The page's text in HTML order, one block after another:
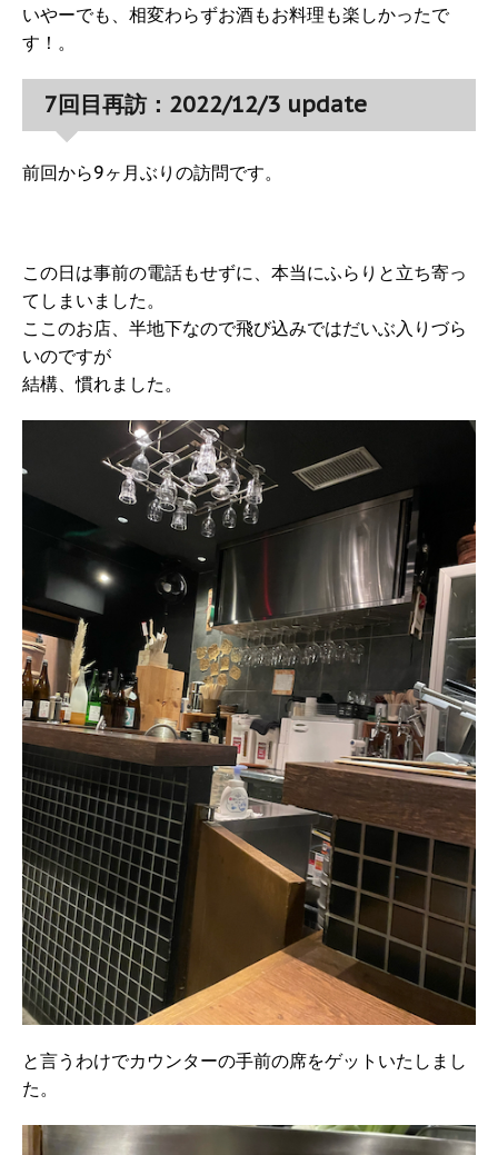
いやーでも、相変わらずお酒もお料理も楽しかったで
す！。
7回目再訪：2022/12/3 update
前回から9ヶ月ぶりの訪問です。
この日は事前の電話もせずに、本当にふらりと立ち寄っ
てしまいました。
ここのお店、半地下なので飛び込みではだいぶ入りづら
いのですが
結構、慣れました。
と言うわけでカウンターの手前の席をゲットいたしまし
た。